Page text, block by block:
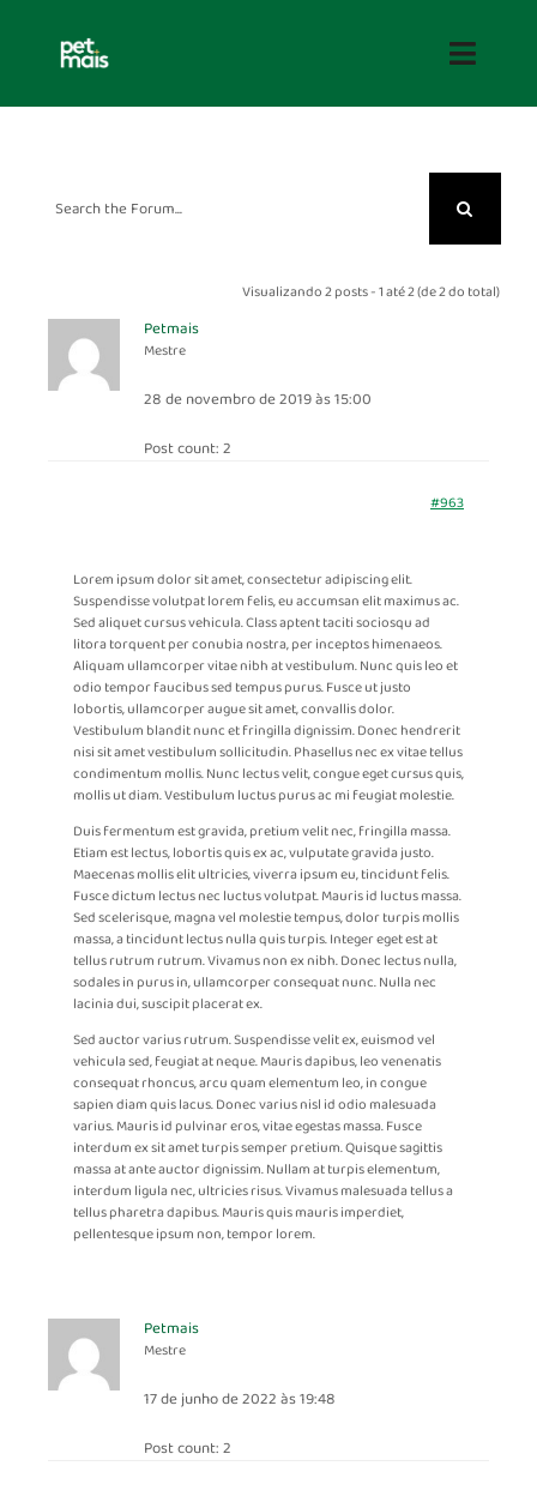
content
Toggle
SOBRE
PRODUTOS
Visualizando 2 posts - 1 até 2 (de 2 do total)
Petmais
Mestre
28 de novembro de 2019 às 15:00
Post count: 2
#963
Lorem ipsum dolor sit amet, consectetur adipiscing elit.
Suspendisse volutpat lorem felis, eu accumsan elit maximus ac.
Sed aliquet cursus vehicula. Class aptent taciti sociosqu ad
litora torquent per conubia nostra, per inceptos himenaeos.
Aliquam ullamcorper vitae nibh at vestibulum. Nunc quis leo et
odio tempor faucibus sed tempus purus. Fusce ut justo
lobortis, ullamcorper augue sit amet, convallis dolor.
Vestibulum blandit nunc et fringilla dignissim. Donec hendrerit
nisi sit amet vestibulum sollicitudin. Phasellus nec ex vitae tellus
condimentum mollis. Nunc lectus velit, congue eget cursus quis,
mollis ut diam. Vestibulum luctus purus ac mi feugiat molestie.
Duis fermentum est gravida, pretium velit nec, fringilla massa.
Etiam est lectus, lobortis quis ex ac, vulputate gravida justo.
Maecenas mollis elit ultricies, viverra ipsum eu, tincidunt felis.
Fusce dictum lectus nec luctus volutpat. Mauris id luctus massa.
Sed scelerisque, magna vel molestie tempus, dolor turpis mollis
massa, a tincidunt lectus nulla quis turpis. Integer eget est at
tellus rutrum rutrum. Vivamus non ex nibh. Donec lectus nulla,
sodales in purus in, ullamcorper consequat nunc. Nulla nec
lacinia dui, suscipit placerat ex.
Sed auctor varius rutrum. Suspendisse velit ex, euismod vel
vehicula sed, feugiat at neque. Mauris dapibus, leo venenatis
consequat rhoncus, arcu quam elementum leo, in congue
sapien diam quis lacus. Donec varius nisl id odio malesuada
varius. Mauris id pulvinar eros, vitae egestas massa. Fusce
interdum ex sit amet turpis semper pretium. Quisque sagittis
massa at ante auctor dignissim. Nullam at turpis elementum,
interdum ligula nec, ultricies risus. Vivamus malesuada tellus a
tellus pharetra dapibus. Mauris quis mauris imperdiet,
pellentesque ipsum non, tempor lorem.
Petmais
Mestre
17 de junho de 2022 às 19:48
Post count: 2